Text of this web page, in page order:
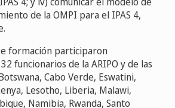
de la OMPI para el IPAS 4,
formación participaron
funcionarios de la ARIPO y de las
Cabo Verde, Eswatini,
Lesotho, Liberia, Malawi,
Namibia, Rwanda, Santo